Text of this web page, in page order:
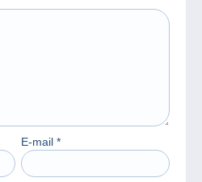
E-mail *